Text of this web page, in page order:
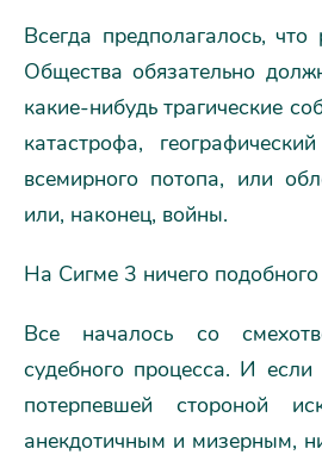
Всегда предполагалось, что
Общества обязательно
какие-нибудь трагические
катастрофа,
всемирного потопа, или
или, наконец, войны.
На Сигме 3 ничего
Все началось со
судебного процесса. И
потерпевшей стороной
анекдотичным и мизерным,